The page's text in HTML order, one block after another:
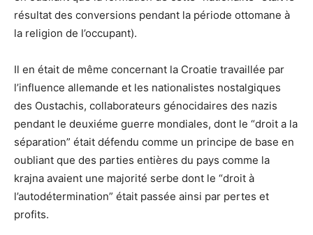
résultat des conversions pendant la période ottomane à
la religion de l’occupant).
Il en était de même concernant la Croatie travaillée par
l’influence allemande et les nationalistes nostalgiques
des Oustachis, collaborateurs génocidaires des nazis
pendant le deuxiéme guerre mondiales, dont le “droit a la
séparation” était défendu comme un principe de base en
oubliant que des parties entières du pays comme la
krajna avaient une majorité serbe dont le “droit à
l’autodétermination” était passée ainsi par pertes et
profits.